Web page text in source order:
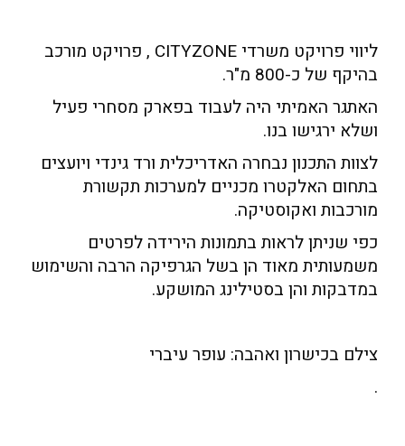
ליווי פרויקט משרדי CITYZONE , פרויקט מורכב
בהיקף של כ-800 מ"ר.
האתגר האמיתי היה לעבוד בפארק מסחרי פעיל
ושלא ירגישו בנו.
לצוות התכנון נבחרה האדריכלית ורד גינדי ויועצים
בתחום האלקטרו מכניים למערכות תקשורת
מורכבות ואקוסטיקה.
כפי שניתן לראות בתמונות הירידה לפרטים
משמעותית מאוד הן בשל הגרפיקה הרבה והשימוש
במדבקות והן בסטילינג המושקע.
צילם בכישרון ואהבה: עופר עיברי
.